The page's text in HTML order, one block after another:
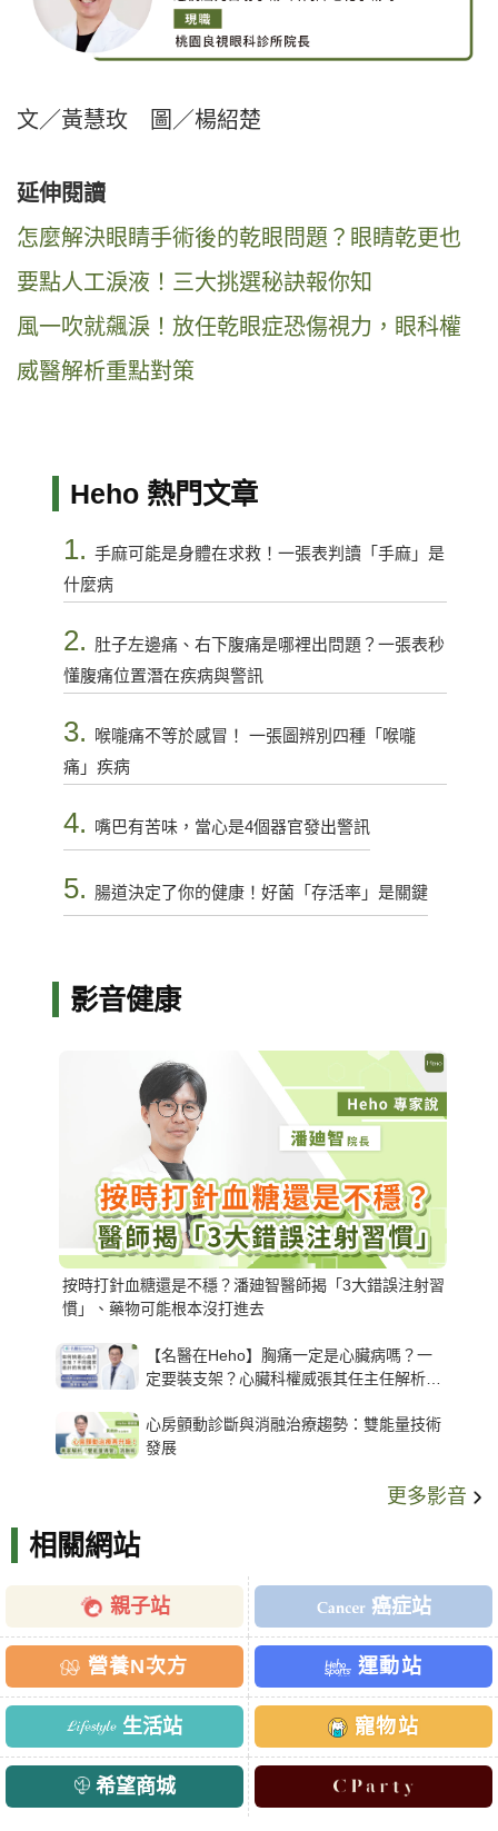
文／黃慧玫 圖／楊紹楚
延伸閱讀
怎麼解決眼睛手術後的乾眼問題？眼睛乾更也
要點人工淚液！三大挑選秘訣報你知
風一吹就飆淚！放任乾眼症恐傷視力，眼科權
威醫解析重點對策
Heho 熱門文章
1. 手麻可能是身體在求救！一張表判讀「手麻」是
什麼病
2. 肚子左邊痛、右下腹痛是哪裡出問題？一張表秒
懂腹痛位置潛在疾病與警訊
3.
喉嚨痛不等於感冒！ 一張圖辨別四種「喉嚨
痛」疾病
4. 嘴巴有苦味，當心是4個器官發出警訊
5. 腸道決定了你的健康！好菌「存活率」是關鍵
影音健康
按時打針血糖還是不穩？潘廸智醫師揭「3大錯誤注射習
慣」、藥物可能根本沒打進去
【名醫在Heho】胸痛一定是心臟病嗎？一
定要裝支架？心臟科權威張其任主任解析支
心房顫動診斷與消融治療趨勢：雙能量技術
發展
更多影音
相關網站
親子站 癌症站
營養N次方 運動站
生活站 寵物站
希望商城